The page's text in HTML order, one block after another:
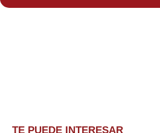
TE PUEDE INTERESAR